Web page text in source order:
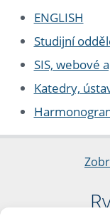
ENGLISH
Studijní
SIS, webové
Katedry,